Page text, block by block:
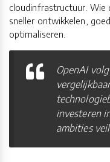
cloudinfrastructuur. Wie
sneller ontwikkelen,
optimaliseren.
OpenAI
investeren
ambities